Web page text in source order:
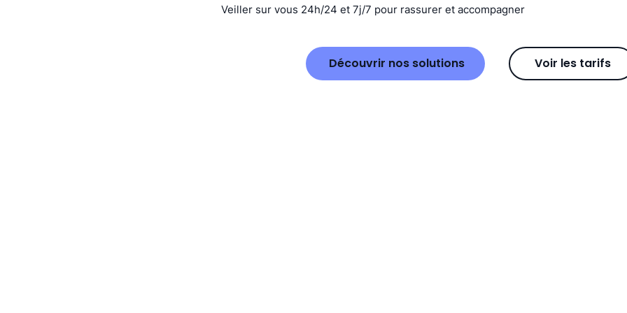
Veiller sur vous 24h/24 et 7j/7 pour rassurer et accompagner
Découvrir nos solutions Voir les tarifs